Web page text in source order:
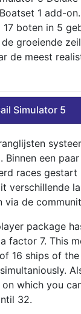
1 add-on.
boten in 5
groeiende zeil
de meest
Simulator 5
Binnen een
races gestart
verschillende
via de
package
factor 7. This
16 ships of
which you
32.